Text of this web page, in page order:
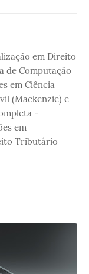
em Direito
de Computação
em Ciência
(Mackenzie) e
-
em
Tributário